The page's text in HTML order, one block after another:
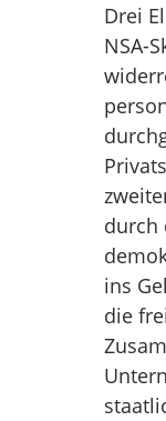
Drei
NSA-
durch
ins
die